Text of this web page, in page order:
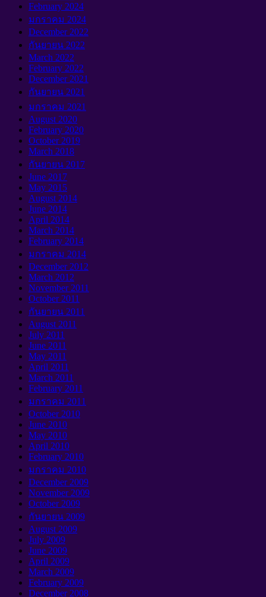
February 2024
มกราคม 2024
December2022
กันยายน 2022
March 2022
February 2022
December2021
กันยายน 2021
มกราคม 2021
August 2020
February 2020
October2019
March 2018
กันยายน 2017
June 2017
May 2015
August 2014
June 2014
April 2014
March 2014
February 2014
มกราคม 2014
December2012
March 2012
November2011
October2011
กันยายน 2011
August 2011
July 2011
June 2011
May 2011
April 2011
March 2011
February 2011
มกราคม 2011
October2010
June 2010
May 2010
April 2010
February 2010
มกราคม 2010
December2009
November2009
October2009
กันยายน 2009
August 2009
July 2009
June 2009
April 2009
March 2009
February 2009
December2008